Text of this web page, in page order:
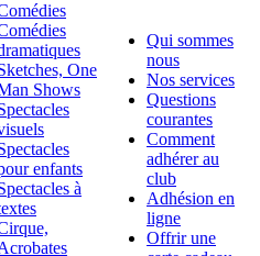
One
Shows
enfants
à
Qui sommes
nous
Nos services
Questions
courantes
Comment
adhérer au
club
Adhésion en
ligne
Offrir une